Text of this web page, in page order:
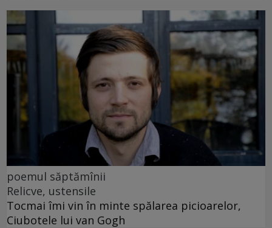
poemul săptămînii
Relicve, ustensile
Tocmai îmi vin în minte spălarea picioarelor,
Ciubotele lui van Gogh